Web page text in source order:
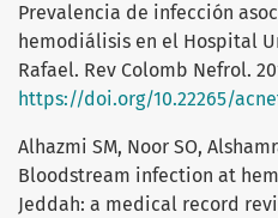
Prevalencia de infección
hemodiálisis en el Hospital
Rafael. Rev Colomb Nefrol.
https://doi.org/10.22265/
Alhazmi SM, Noor SO,
Bloodstream infection at
Jeddah: a medical record